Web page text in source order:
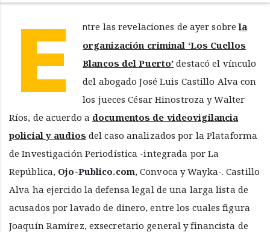
E ntre las revelaciones de ayer sobrela
organización criminal ‘Los Cuellos
Blancos del Puerto’ destacó el vínculo
del abogado José Luis Castillo Alva con
los jueces César Hinostroza y Walter
Ríos, de acuerdo a documentos de videovigilancia
policial y audios del caso analizados por la Plataforma
de Investigación Periodística -integrada por La
República, Ojo-Publico.com, Convoca y Wayka-. Castillo
Alva ha ejercido la defensa legal de una larga lista de
acusados por lavado de dinero, entre los cuales figura
Joaquín Ramírez, exsecretario general y financista de